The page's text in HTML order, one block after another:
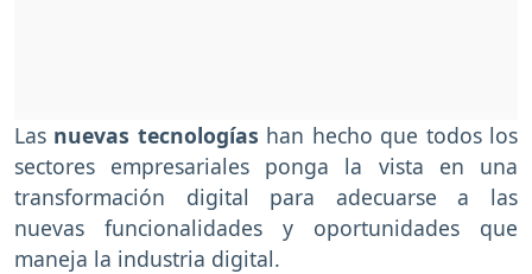
Las nuevas tecnologías han hecho que todos los
sectores empresariales ponga la vista en una
transformación digital para adecuarse a las
nuevas funcionalidades y oportunidades que
maneja la industria digital.